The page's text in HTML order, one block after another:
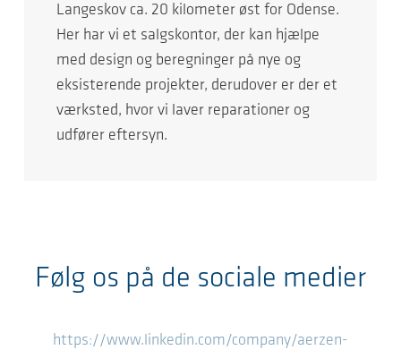
Langeskov ca. 20 kilometer øst for Odense.
Her har vi et salgskontor, der kan hjælpe
med design og beregninger på nye og
eksisterende projekter, derudover er der et
værksted, hvor vi laver reparationer og
udfører eftersyn.
Følg os på de sociale medier
https://www.linkedin.com/company/aerzen-